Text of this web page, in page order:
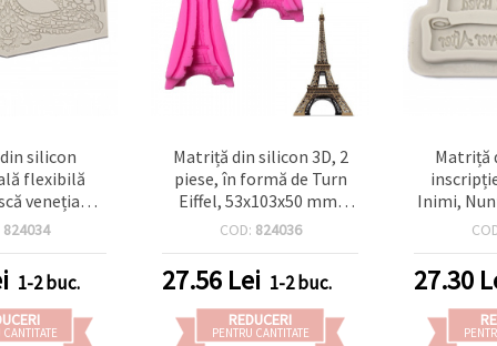
silicon
flexibilă
venețiană
Coroană și
mm, pentru
polimeric,
proiecte DIY
824034
1-2 buc.
CANTITATE
Matriță din silicon 3D, 2
piese, în formă de Turn
Eiffel, 53x103x50 mm,
pentru DIY și handmade
COD: 824036
27.56 Lei 1-2 buc.
REDUCERI
PENTRU CANTITATE
Matriță
Inimi,
mm –
rășină
polimeric,
pentru
27.30